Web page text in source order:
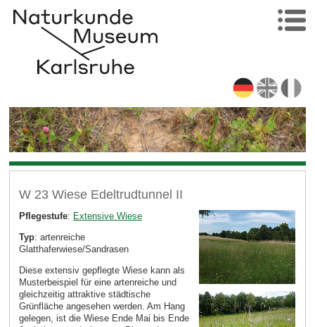
W 23 Wiese Edeltrudtunnel II
Pflegestufe: Extensive Wiese
Typ: artenreiche
Glatthaferwiese/Sandrasen
Diese extensiv gepflegte Wiese kann als
Musterbeispiel für eine artenreiche und
gleichzeitig attraktive städtische
Grünfläche angesehen werden. Am Hang
gelegen, ist die Wiese Ende Mai bis Ende